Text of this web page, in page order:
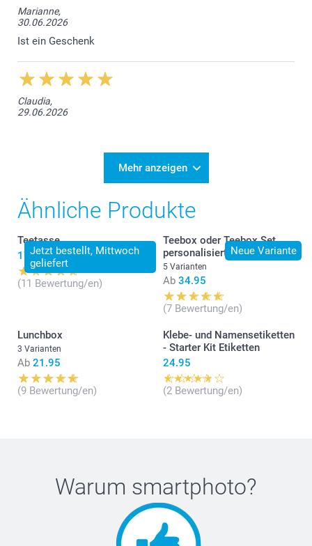
Marianne,
30.06.2026
Ist ein Geschenk
Claudia,
29.06.2026
Mehr anzeigen
Ähnliche Produkte
Jetzt bestellt, Mittwoch
geliefert
Teetasse
17.95
(11 Bewertung/en)
Neue Variante
Teebox oder Teebox Set
personalisiert
5 Varianten
Ab 34.95
(7 Bewertung/en)
Lunchbox
3 Varianten
Ab 21.95
(9 Bewertung/en)
Klebe- und Namensetiketten
- Starter Kit Etiketten
24.95
(2 Bewertung/en)
Warum smartphoto?